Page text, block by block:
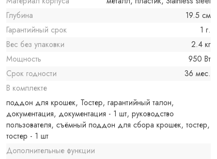
Глубина
19.5 см
Гарантийный срок
1 г.
Вес без упаковки
2.4 кг
Мощность
950 Вт
Срок годности
36 мес.
В комплекте
поддон для крошек, Тостер, гарантийный талон,
документация, документация - 1 шт, руководство
пользователя, съёмный поддон для сбора крошек, тостер,
тостер - 1 шт
Дополнительные функции